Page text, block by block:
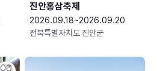
진안홍삼축제
2026.09.18~2026.09.20
전북특별자치도 진안군